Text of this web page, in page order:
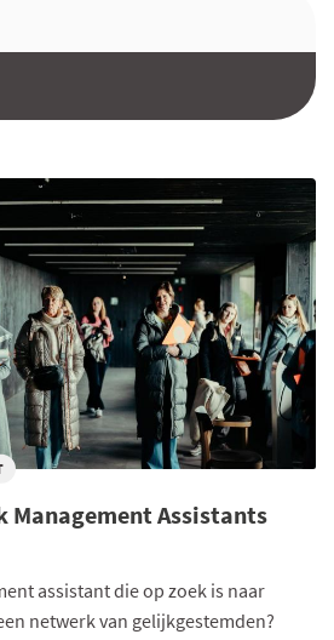
Management Assistants
assistant die op zoek is naar
netwerk van gelijkgestemden?